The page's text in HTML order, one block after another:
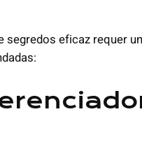
eficaz requer